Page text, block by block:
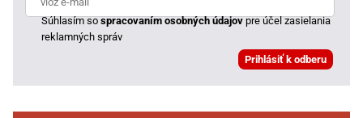
Súhlasím sospracovaním osobných údajovpre účel zasielania
reklamných správ